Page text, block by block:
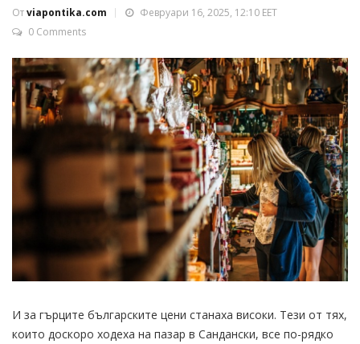
Отviapontika.com
Февруари 16, 2025, 12:10 EET
0 Comments
И за гърците българските цени станаха високи. Тези от тях,
които доскоро ходеха на пазар в Сандански, все по-рядко